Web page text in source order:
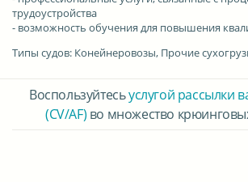
трудоустройства
- возможность обучения для повышения
Типы судов: Конейнеровозы, Прочие
Воспользуйтесьуслугой рассылки
(CV/AF) во множество